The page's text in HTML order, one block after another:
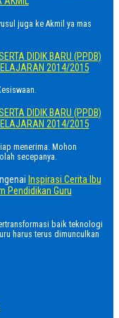
juga ke Akmil ya mas
DIDIK BARU (PPDB)
2014/2015
DIDIK BARU (PPDB)
2014/2015
menerima. Mohon
secepanya.
Inspirasi Cerita Ibu
Pendidikan Guru
baik teknologi
harus terus dimunculkan